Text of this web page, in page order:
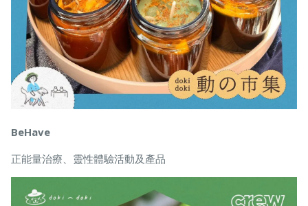
BeHave
正能量治療、靈性體驗活動及產品